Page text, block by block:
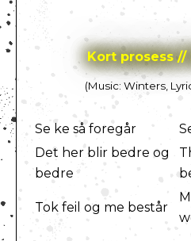
Kort prosess
(Music: Winters,
Se ke så foregår
Det her blir bedre og
bedre
Tok feil og me består